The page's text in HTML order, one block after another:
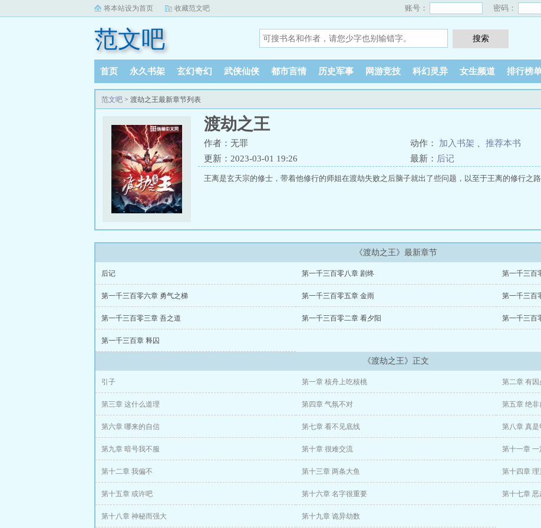
将本站设为首页 收藏范文吧 账号： 密码：
范文吧
首页 永久书架 玄幻奇幻 武侠仙侠 都市言情 历史军事 网游竞技 科幻灵异 女生频道 排行榜
范文吧 > 渡劫之王最新章节列表
渡劫之王
作者：无罪 动作： 加入书架
推荐本书
更新：2023-03-01 19:26
最新： 后记
王离是玄天宗的修士，带着他修行的师姐在渡劫失败之后脑子就出了些问题，以至于王离的修行之
《渡劫之王》最新章节
后记 第一千三百零八章 剧终 第一千三百
第一千三百零六章 勇气之梯 第一千三百零五章 金雨 第一千三百
第一千三百零三章 吾之道 第一千三百零二章 看夕阳 第一千三百
第一千三百章 释囚
《渡劫之王》正文
引子 第一章 核舟上吃核桃 第二章 有因
第三章 这什么道理 第四章 气氛不对 第五章 绝非
第六章 哪来的自信 第七章 看不见底线 第八章 真是
第九章 暗号我不服 第十章 很难交流 第十一章
第十二章 我偏不 第十三章 两条大鱼 第十四章 理
第十五章 或许吧 第十六章 名字很重要 第十七章 恶
第十八章 神秘而强大 第十九章 诡异劫数